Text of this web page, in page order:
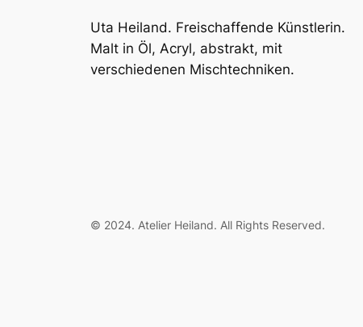
Uta Heiland. Freischaffende Künstlerin.
Malt in Öl, Acryl, abstrakt, mit
verschiedenen Mischtechniken.
© 2024. Atelier Heiland. All Rights Reserved.